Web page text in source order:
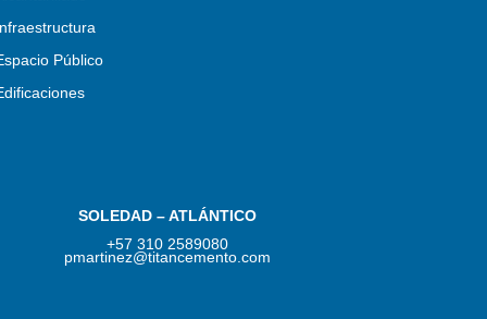
Público
SOLEDAD – ATLÁNTICO
+57 310 2589080
pmartinez@titancemento.com​